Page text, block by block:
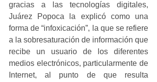
gracias a las tecnologías digitales,
Juárez Popoca la explicó como una
forma de “infoxicación”, la que se refiere
a la sobresaturación de información que
recibe un usuario de los diferentes
medios electrónicos, particularmente de
Internet, al punto de que resulta